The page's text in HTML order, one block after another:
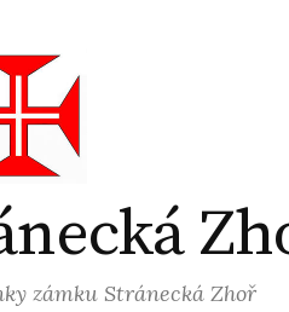
zámku Stránecká Zhoř